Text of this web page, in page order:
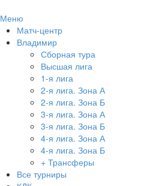
Меню
Матч-центр
Владимир
Сборная тура
Высшая лига
1-я лига
2-я лига. Зона А
2-я лига. Зона Б
3-я лига. Зона А
3-я лига. Зона Б
4-я лига. Зона А
4-я лига. Зона Б
+ Трансферы
Все турниры